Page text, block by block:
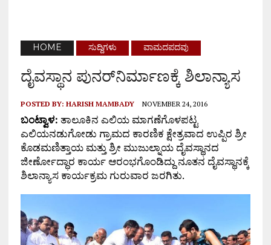
HOME ಸುದ್ದಿಗಳು ವಾಮದಪದವು
ದೈವಸ್ಥಾನ ಪುನರ್‌ನಿರ್ಮಾಣಕ್ಕೆ ಶಿಲಾನ್ಯಾಸ
POSTED BY: HARISH MAMBADY NOVEMBER 24, 2016
ಬಂಟ್ವಾಳ: ತಾಲೂಕಿನ ಎಲಿಯ ಮಾಗಣೆಗೊಳಪಟ್ಟ
ಎಲಿಯನಡುಗೋಡು ಗ್ರಾಮದ ಕಾರಣಿಕ ಕ್ಷೇತ್ರವಾದ ಉಪ್ಪಿರ ಶ್ರೀ
ಕೊಡಮಣಿತ್ತಾಯ ಮತ್ತು ಶ್ರೀ ಮುಜುಲ್ನಾಯ ದೈವಸ್ಥಾನದ
ಜೀರ್ಣೋದ್ಧಾರ ಕಾರ್ಯ ಆರಂಭಗೊಂಡಿದ್ದು ನೂತನ ದೈವಸ್ಥಾನಕ್ಕೆ
ಶಿಲಾನ್ಯಾಸ ಕಾರ್ಯಕ್ರಮ ಗುರುವಾರ ಜರಗಿತು.